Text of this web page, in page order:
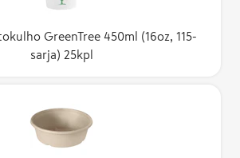
GreenTree 450ml (16oz, 115-
sarja) 25kpl